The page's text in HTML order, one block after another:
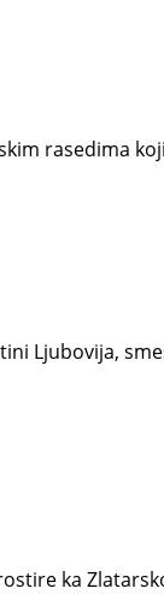
rasedima
Ljubovija,
ka